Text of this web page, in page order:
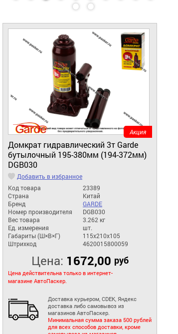
Домкрат гидравлический 3т Garde
бутылочный 195-380мм (194-372мм)
DGB030
Добавить в избранное
Код товара
23389
Страна
Китай
Бренд
GARDE
Номер производителя
DGB030
Вес товара
3.262 кг
Ед. измерения
шт.
Габариты (Ш×В×Г)
115x210x105
Штрихкод
4620015800059
Цена: 1672,00 руб
Цена действительна только в интернет-
магазине АвтоПаскер.
Доставка курьером, CDEK, Яндекс
доставка либо самовывоз из
магазинов АвтоПаскер.
Минимальная сумма заказа 500 рублей
для всех способов доставки, кроме
Акция